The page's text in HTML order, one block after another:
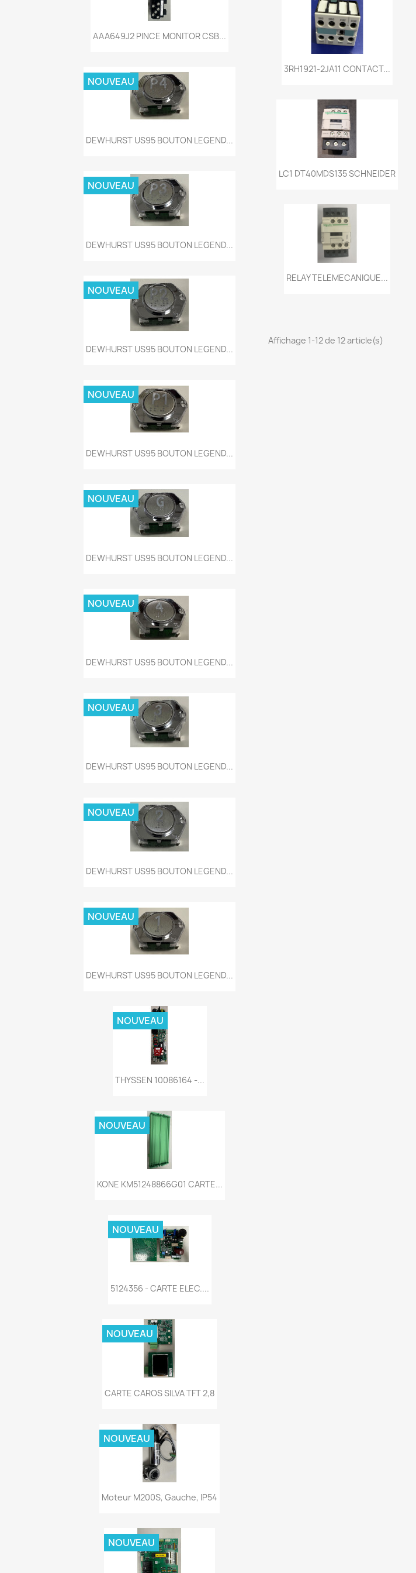
Aperçu rapide
AAA649J2 PINCE MONITOR CSB...
Aperçu rapide
DEWHURST US95 BOUTON LEGEND...
NOUVEAU
Aperçu rapide
DEWHURST US95 BOUTON LEGEND...
NOUVEAU
Aperçu rapide
DEWHURST US95 BOUTON LEGEND...
NOUVEAU
Aperçu rapide
DEWHURST US95 BOUTON LEGEND...
NOUVEAU
Aperçu rapide
DEWHURST US95 BOUTON LEGEND...
NOUVEAU
Aperçu rapide
DEWHURST US95 BOUTON LEGEND...
NOUVEAU
Aperçu rapide
DEWHURST US95 BOUTON LEGEND...
NOUVEAU
Aperçu rapide
DEWHURST US95 BOUTON LEGEND...
NOUVEAU
Aperçu rapide
DEWHURST US95 BOUTON LEGEND...
NOUVEAU
Aperçu rapide
THYSSEN 10086164 -...
NOUVEAU
Aperçu rapide
KONE KM51248866G01 CARTE...
NOUVEAU
Aperçu rapide
5124356 - CARTE ELEC....
NOUVEAU
Aperçu rapide
CARTE CAROS SILVA TFT 2,8
NOUVEAU
Aperçu rapide
Moteur M200S, Gauche, IP54
NOUVEAU
NOUVEAU
Aperçu rapide
3RH1921-2JA11 CONTACT...
Aperçu rapide
LC1 DT40MDS135 SCHNEIDER
Aperçu rapide
RELAY TELEMECANIQUE...
Affichage 1-12 de 12 article(s)